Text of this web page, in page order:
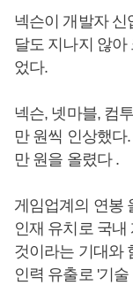
넥슨이 개발자 신
달도 지나지 않아
었다.
넥슨, 넷마블, 컴
만 원씩 인상했다
만 원을 올렸다 .
게임업계의 연봉
인재 유치로 국내
것이라는 기대와
인력 유출로 '기